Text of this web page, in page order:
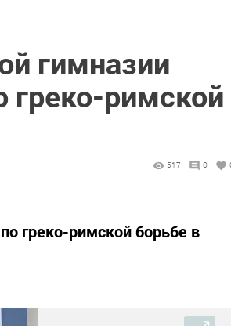
гимназии
греко-римской
517 0
греко-римской борьбе в